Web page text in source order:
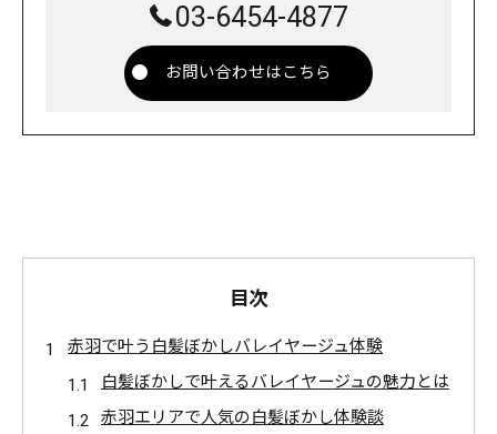
03-6454-4877
お問い合わせはこちら
目次
赤羽で叶う白髪ぼかしバレイヤージュ体験
白髪ぼかしで叶えるバレイヤージュの魅力とは
赤羽エリアで人気の白髪ぼかし体験談